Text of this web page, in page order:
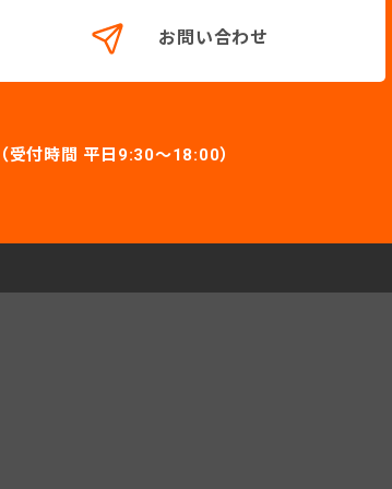
お問い合わせ
（受付時間 平日9:30〜18:00）